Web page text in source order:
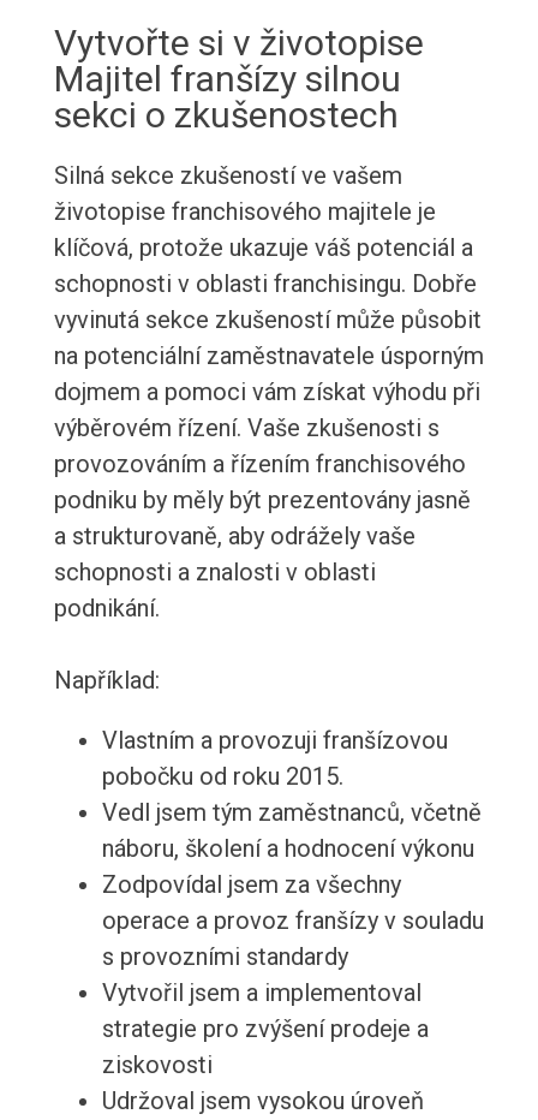
Vytvořte si v životopise
Majitel franšízy silnou
sekci o zkušenostech
Silná sekce zkušeností ve vašem
životopise franchisového majitele je
klíčová, protože ukazuje váš potenciál a
schopnosti v oblasti franchisingu. Dobře
vyvinutá sekce zkušeností může působit
na potenciální zaměstnavatele úsporným
dojmem a pomoci vám získat výhodu při
výběrovém řízení. Vaše zkušenosti s
provozováním a řízením franchisového
podniku by měly být prezentovány jasně
a strukturovaně, aby odrážely vaše
schopnosti a znalosti v oblasti
podnikání.
Například:
Vlastním a provozuji franšízovou
pobočku od roku 2015.
Vedl jsem tým zaměstnanců, včetně
náboru, školení a hodnocení výkonu
Zodpovídal jsem za všechny
operace a provoz franšízy v souladu
s provozními standardy
Vytvořil jsem a implementoval
strategie pro zvýšení prodeje a
ziskovosti
Udržoval jsem vysokou úroveň